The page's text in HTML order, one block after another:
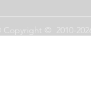
© Copyright © 2010-